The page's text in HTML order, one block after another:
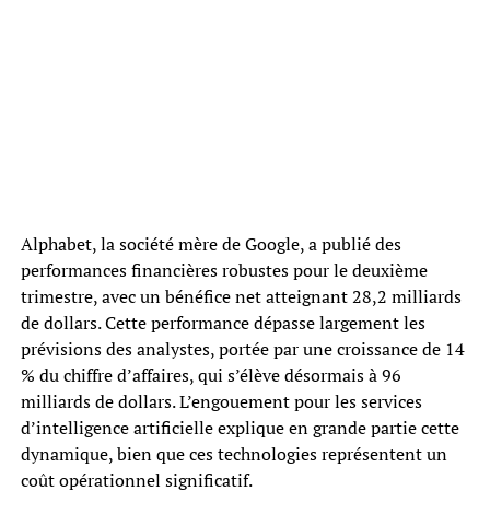
Alphabet, la société mère de Google, a publié des
performances financières robustes pour le deuxième
trimestre, avec un bénéfice net atteignant 28,2 milliards
de dollars. Cette performance dépasse largement les
prévisions des analystes, portée par une croissance de 14
% du chiffre d’affaires, qui s’élève désormais à 96
milliards de dollars. L’engouement pour les services
d’intelligence artificielle explique en grande partie cette
dynamique, bien que ces technologies représentent un
coût opérationnel significatif.